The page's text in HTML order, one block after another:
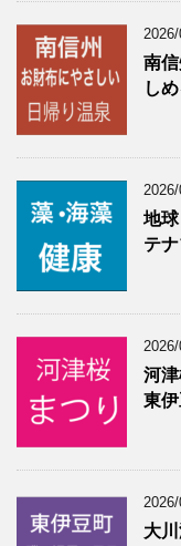
南
し
地
テ
河
東
大